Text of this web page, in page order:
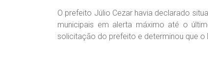
O prefeito Júlio Cezar havia declarado
municipais em alerta máximo até o
solicitação do prefeito e determinou que